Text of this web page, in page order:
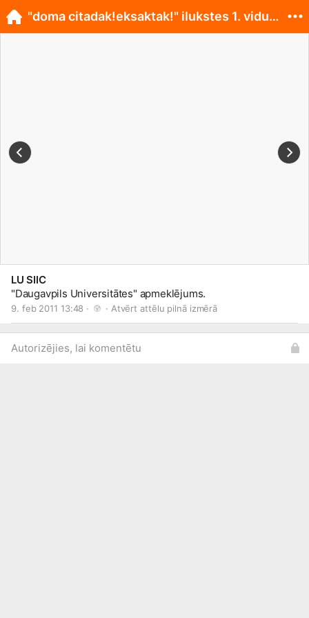
LU SIIC
"Daugavpils Universitātes" apmeklējums.
9. feb 2011 13:48 · · Atvērt attēlu pilnā izmērā
Autorizējies, lai komentētu
"doma citadak!eksaktak!" ilukstes 1. vidusskola